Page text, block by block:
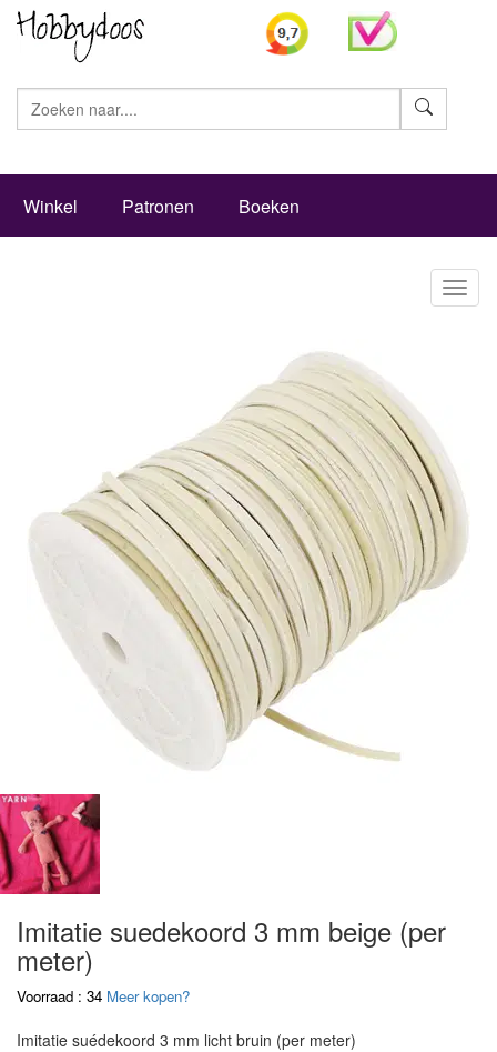
Winkel Patronen Boeken
Imitatie suedekoord 3 mm beige (per
meter)
Voorraad : 34 Meer kopen?
Imitatie suédekoord 3 mm licht bruin (per meter)